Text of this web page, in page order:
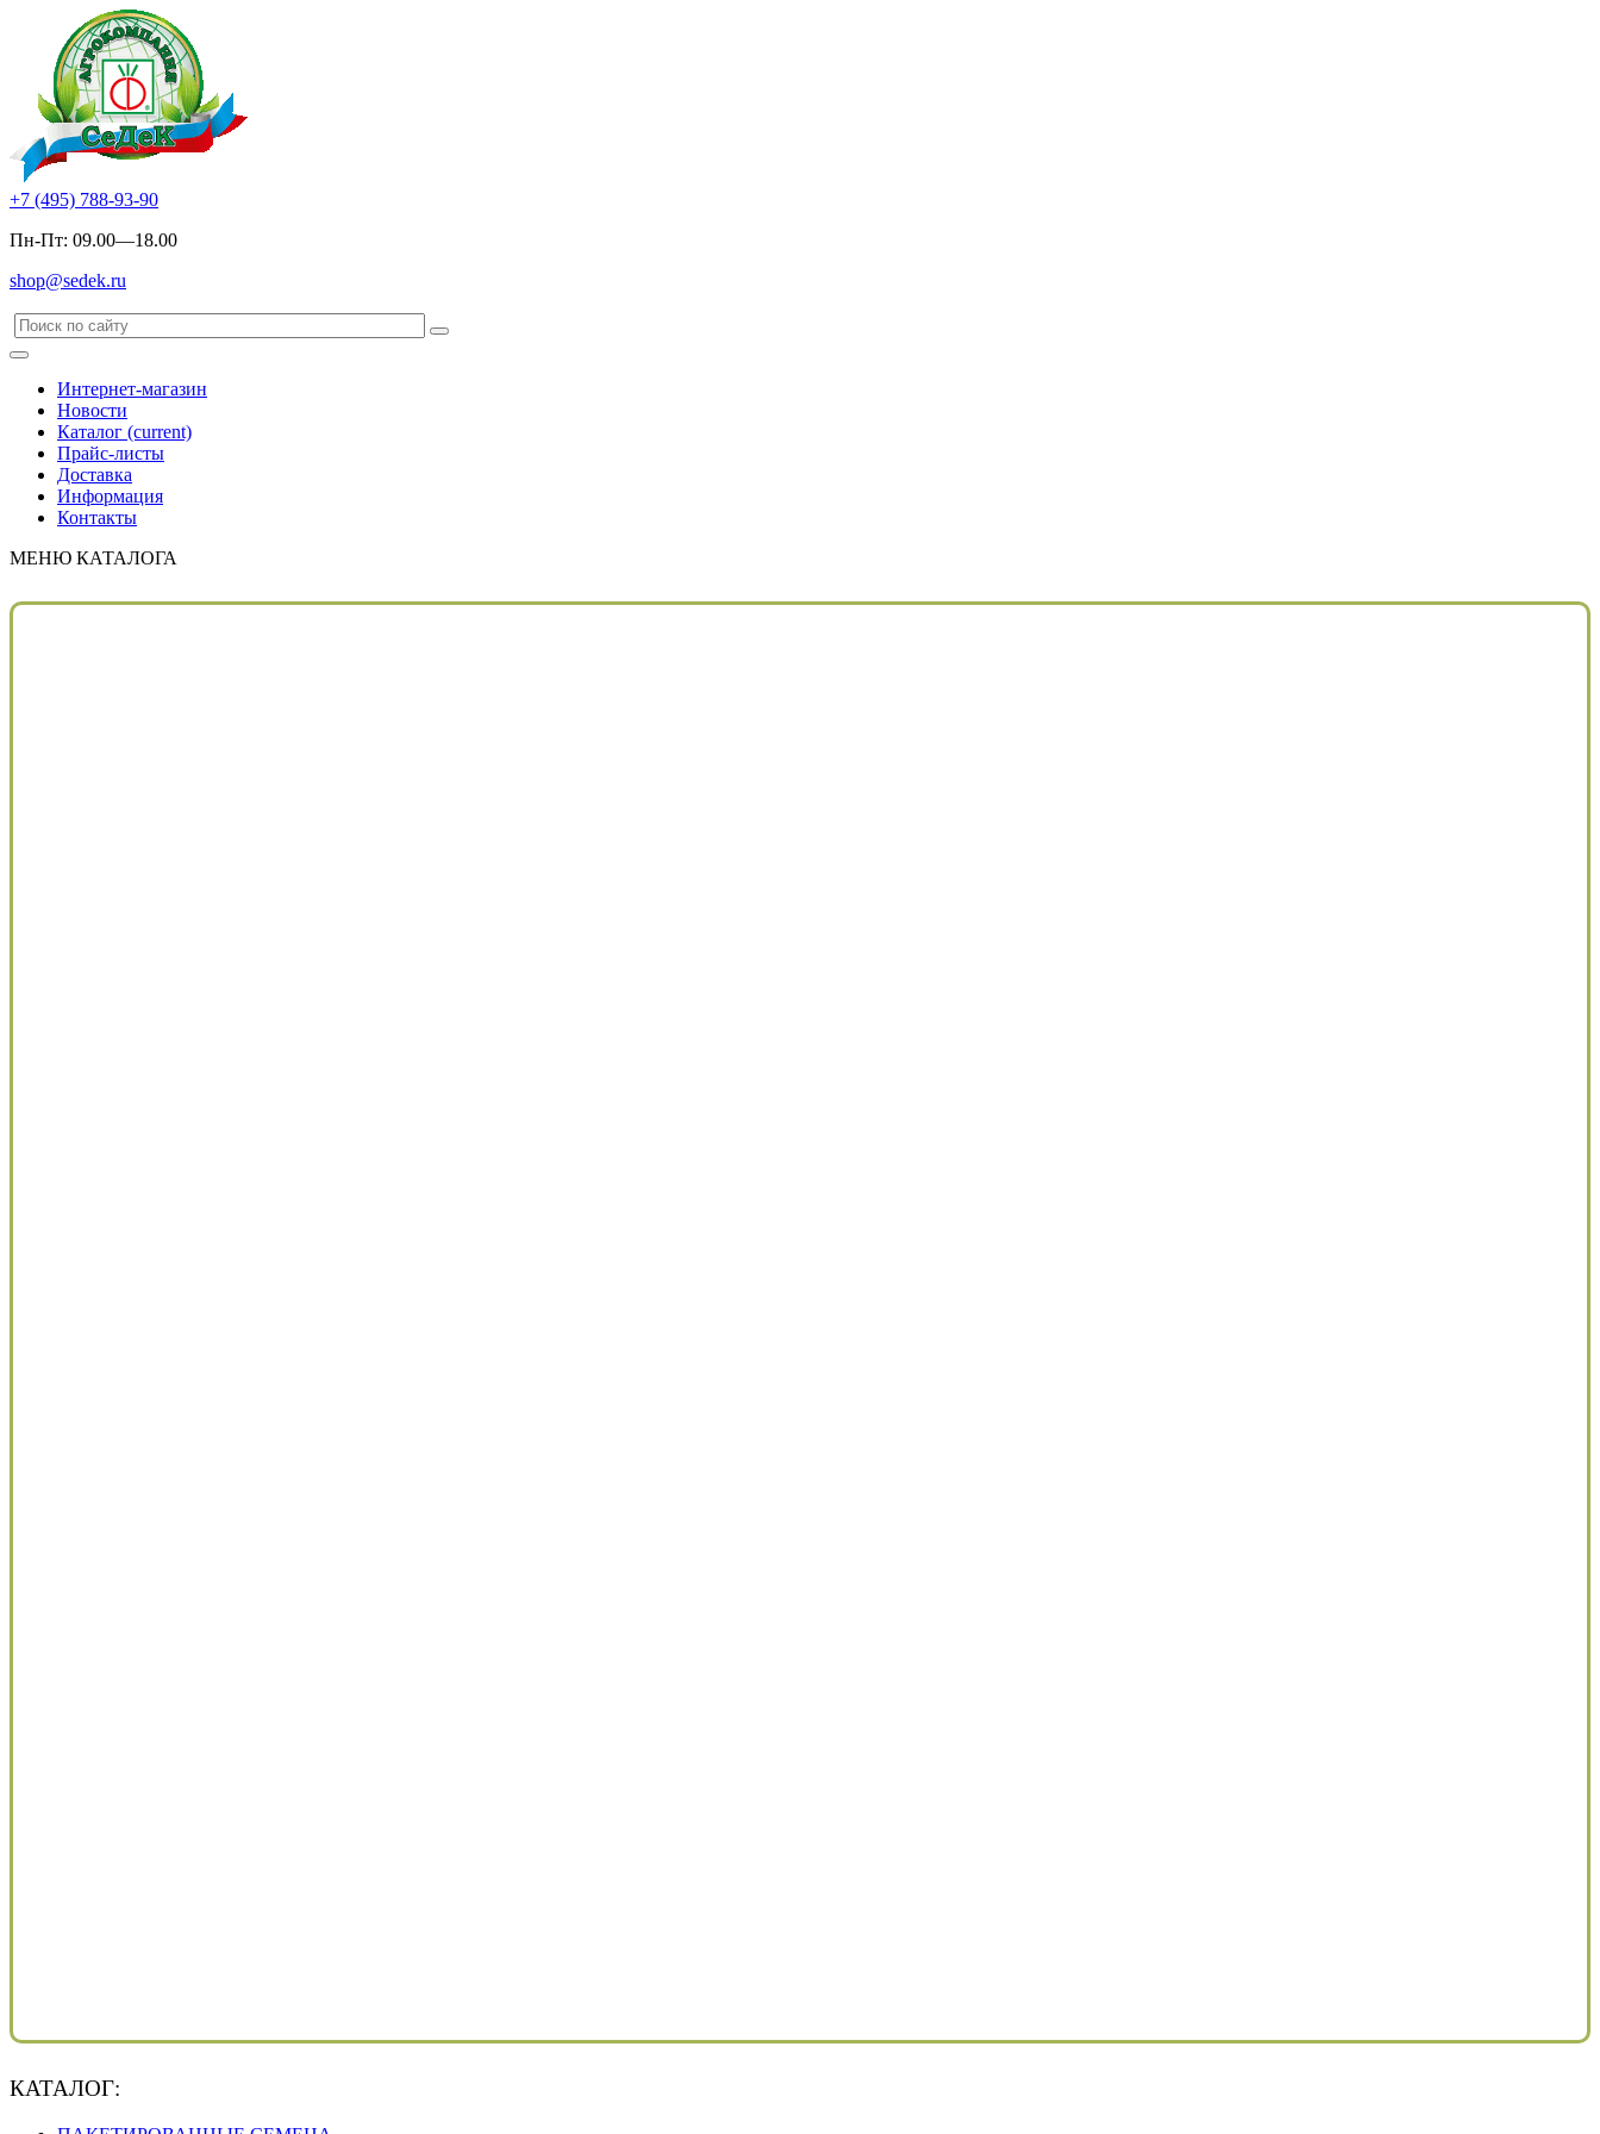
+7 (495) 788-93-90
Пн-Пт: 09.00—18.00
shop@sedek.ru
Интернет-магазин
Новости
Каталог (current)
Прайс-листы
Доставка
Информация
Контакты
МЕНЮ КАТАЛОГА
КАТАЛОГ: